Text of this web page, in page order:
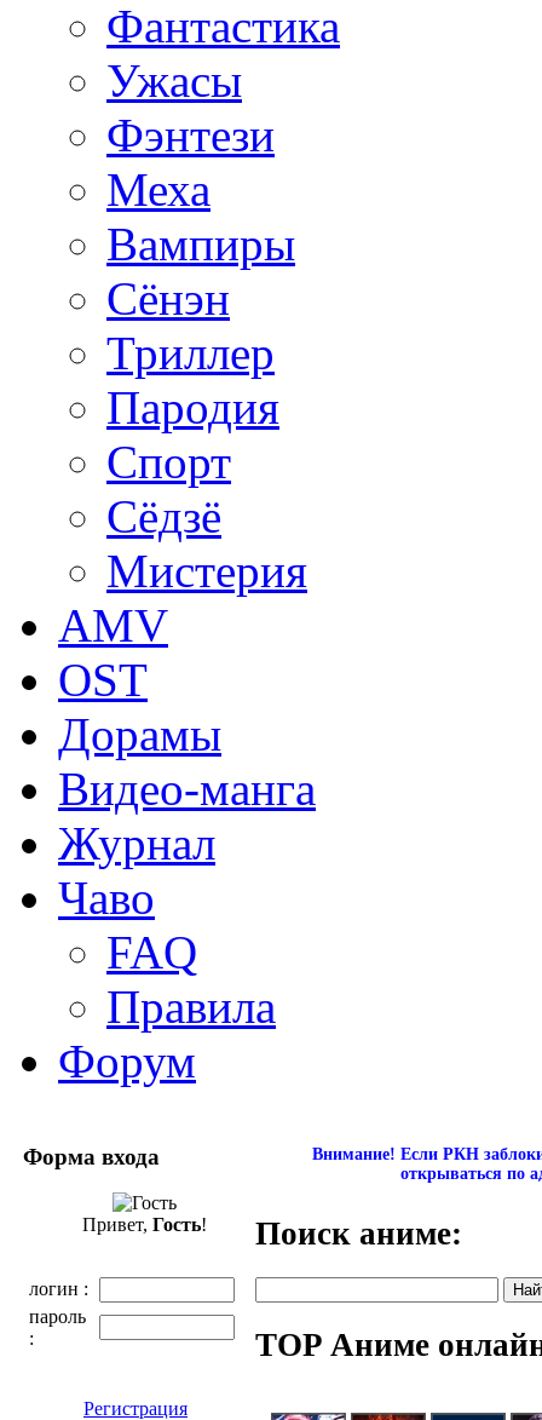
Фантастика
Ужасы
Фэнтези
Меха
Вампиры
Сёнэн
Триллер
Пародия
Спорт
Сёдзё
Мистерия
AMV
OST
Дорамы
Видео-манга
Журнал
Чаво
FAQ
Правила
Форум
Форма входа
Привет, Гость!
логин :
пароль
:
Регистрация
Внимание! Если РКН
открываться по
Поиск аниме:
TOP Аниме